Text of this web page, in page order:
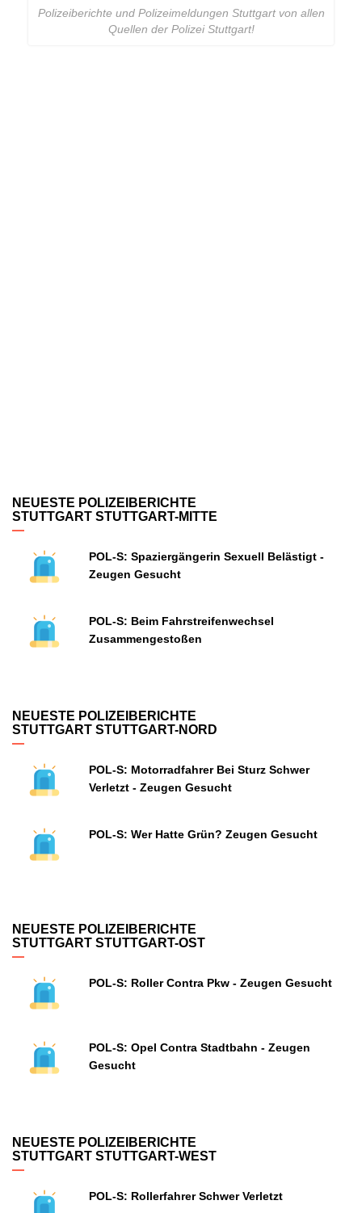
Polizeiberichte und Polizeimeldungen Stuttgart von allen
Quellen der Polizei Stuttgart!
NEUESTE POLIZEIBERICHTE
STUTTGART STUTTGART-MITTE
POL-S: Spaziergängerin Sexuell Belästigt -
Zeugen Gesucht
POL-S: Beim Fahrstreifenwechsel
Zusammengestoßen
NEUESTE POLIZEIBERICHTE
STUTTGART STUTTGART-NORD
POL-S: Motorradfahrer Bei Sturz Schwer
Verletzt - Zeugen Gesucht
POL-S: Wer Hatte Grün? Zeugen Gesucht
NEUESTE POLIZEIBERICHTE
STUTTGART STUTTGART-OST
POL-S: Roller Contra Pkw - Zeugen Gesucht
POL-S: Opel Contra Stadtbahn - Zeugen
Gesucht
NEUESTE POLIZEIBERICHTE
STUTTGART STUTTGART-WEST
POL-S: Rollerfahrer Schwer Verletzt